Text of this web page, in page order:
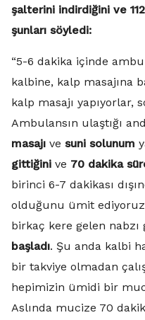
şalterini indirdiğini ve
şunları söyledi:
“5-6 dakika içinde
kalbine, kalp masajına
kalp masajı yapıyorlar,
Ambulansın ulaştığı
masajı ve suni solunum
gittiğini ve 70 dakika
birinci 6-7 dakikası
olduğunu ümit
birkaç kere gelen nabzı
başladı. Şu anda kalbi
bir takviye olmadan
hepimizin ümidi bir
Aslında mucize 70